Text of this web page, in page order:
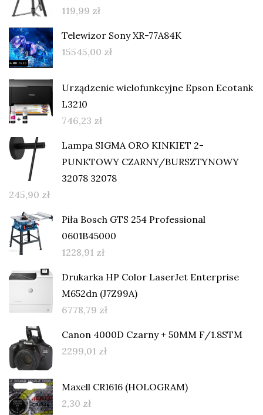
119,99 zł
Telewizor Sony XR-77A84K
15545,00 zł
Urządzenie wielofunkcyjne Epson Ecotank
L3210
746,23 zł
Lampa SIGMA ORO KINKIET 2-
PUNKTOWY CZARNY/BURSZTYNOWY
32078 32078
245,90 zł
Piła Bosch GTS 254 Professional
0601B45000
1228,91 zł
Drukarka HP Color LaserJet Enterprise
M652dn (J7Z99A)
6778,79 zł
Canon 4000D Czarny + 50MM F/1.8STM
2299,01 zł
Maxell CR1616 (HOLOGRAM)
2,30 zł